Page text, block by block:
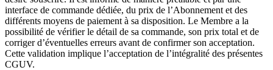
interface de commande dédiée, du prix de l’Abonnement et des
différents moyens de paiement à sa disposition. Le Membre a la
possibilité de vérifier le détail de sa commande, son prix total et de
corriger d’éventuelles erreurs avant de confirmer son acceptation.
Cette validation implique l’acceptation de l’intégralité des présentes
CGUV.